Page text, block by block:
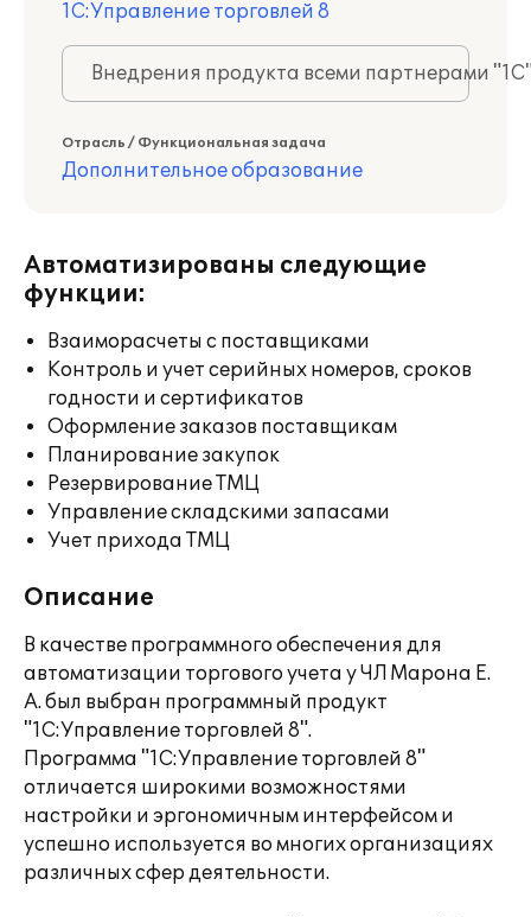
1С:Управление торговлей 8
Внедрения продукта всеми партнерами
Отрасль / Функциональная задача
Дополнительное образование
Автоматизированы следующие
функции:
Взаиморасчеты с поставщиками
Контроль и учет серийных номеров, сроков
годности и сертификатов
Оформление заказов поставщикам
Планирование закупок
Резервирование ТМЦ
Управление складскими запасами
Учет прихода ТМЦ
Описание
В качестве программного обеспечения для
автоматизации торгового учета у ЧЛ Марона Е.
А. был выбран программный продукт
"1С:Управление торговлей 8".
Программа "1С:Управление торговлей 8"
отличается широкими возможностями
настройки и эргономичным интерфейсом и
успешно используется во многих организациях
различных сфер деятельности.